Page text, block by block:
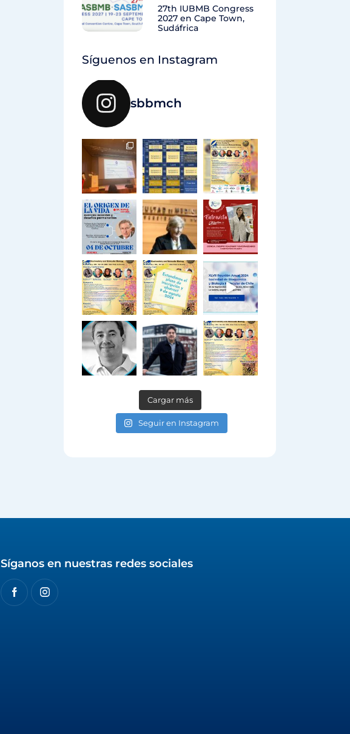
27th IUBMB Congress
2027 en Cape Town,
Sudáfrica
Síguenos en Instagram
sbbmch
Cargar más
Seguir en Instagram
Síganos en nuestras redes sociales